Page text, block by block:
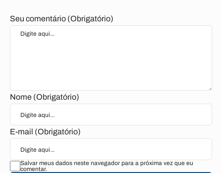
Seu comentário (Obrigatório)
Nome (Obrigatório)
E-mail (Obrigatório)
Salvar meus dados neste navegador para a próxima vez que eu
comentar.